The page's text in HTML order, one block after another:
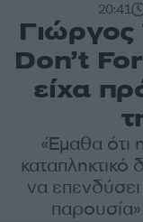
20:41
Γιώργος
Don’t
είχα
«Έμαθα ότι
καταπληκτικό
να επενδύσει